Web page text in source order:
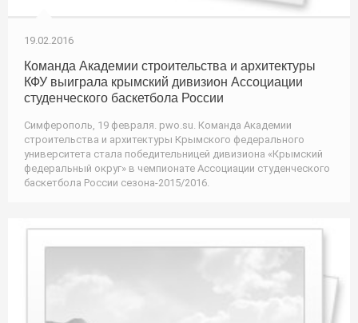
19.02.2016
Команда Академии строительства и архитектуры
КФУ выиграла крымский дивизион Ассоциации
студенческого баскетбола России
Симферополь, 19 февраля. pwo.su. Команда Академии
строительства и архитектуры Крымского федерального
университета стала победительницей дивизиона «Крымский
федеральный округ» в чемпионате Ассоциации студенческого
баскетбола России сезона-2015/2016.